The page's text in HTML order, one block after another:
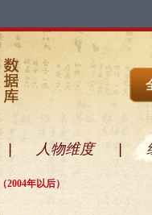
人物维度
2004年以后）